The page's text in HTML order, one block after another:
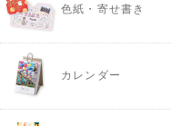
色紙・寄せ書き
カレンダー